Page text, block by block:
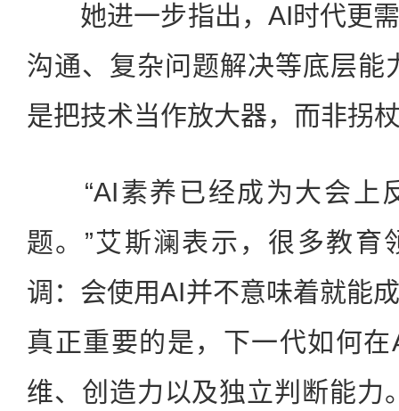
她进一步指出，AI时代更需
沟通、复杂问题解决等底层能
是把技术当作放大器，而非拐
“AI素养已经成为大会上
题。”艾斯澜表示，很多教育
调：会使用AI并不意味着就能
真正重要的是，下一代如何
维、创造力以及独立判断能力